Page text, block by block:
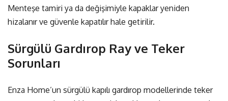
Menteşe tamiri ya da değişimiyle kapaklar yeniden
hizalanır ve güvenle kapatılır hale getirilir.
Sürgülü Gardırop Ray ve Teker
Sorunları
Enza Home’un sürgülü kapılı gardırop modellerinde teker